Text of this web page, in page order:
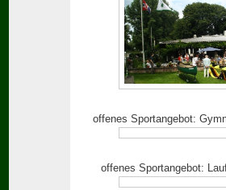
offenes Sportangebot:
offenes Sportangebot: